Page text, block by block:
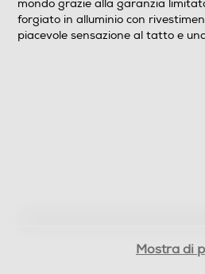
incarichi più impegnativi.
mondo grazie alla garanzia
forgiato in alluminio con
piacevole sensazione al tatto e
Mostra di